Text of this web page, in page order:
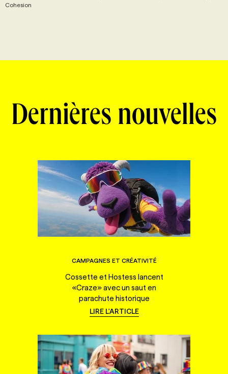
Cohesion
Dernières nouvelles
CAMPAGNES ET CRÉATIVITÉ
Cossette et Hostess lancent
«Craze» avec un saut en
parachute historique
LIRE L'ARTICLE